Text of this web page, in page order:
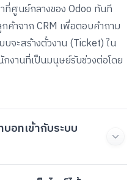
ที่ศูนย์กลางของ Odoo ทันที
ค้าจาก CRM เพื่อตอบคำถาม
จะสร้างตั๋วงาน (Ticket) ใน
งานที่เป็นมนุษย์รับช่วงต่อโดย
อทเข้ากับระบบ